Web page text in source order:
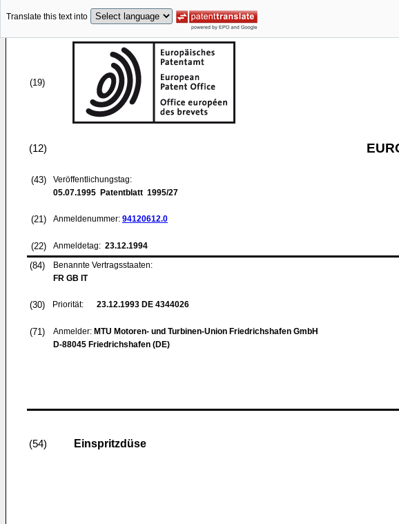
Translate this text into
(19)
(12)
(43)
Veröffentlichungstag:
05.07.1995 Patentblatt 1995/27
(21) Anmeldenummer: 94120612.0
(22) Anmeldetag: 23.12.1994
(84)
Benannte Vertragsstaaten:
FR GB IT
(30) Priorität: 23.12.1993 DE 4344026
(71) Anmelder: MTU Motoren- und Turbinen-Union Friedrichshafen GmbH
D-88045 Friedrichshafen (DE)
(54) Einspritzdüse